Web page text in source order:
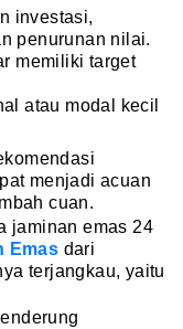
investasi,
penurunan nilai.
memiliki target
atau modal kecil
menjadi acuan
cuan.
jaminan emas 24
Emas dari
terjangkau, yaitu